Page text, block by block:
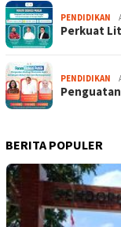
PENDIDIKAN
Perkuat
PENDIDIKAN
BERITA POPULER